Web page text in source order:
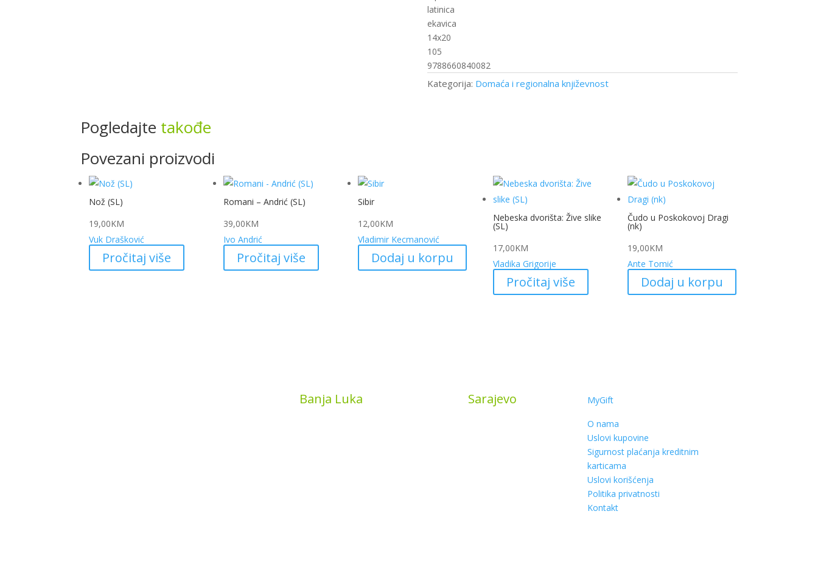
latinica
ekavica
14x20
105
9788660840082
Kategorija: Domaća i regionalna književnost
Pogledajte takođe
Povezani proizvodi
Nož (SL)
19,00KM
Vuk Drašković
Pročitaj više
Romani – Andrić (SL)
39,00KM
Ivo Andrić
Pročitaj više
Sibir
12,00KM
Vladimir Kecmanović
Dodaj u korpu
Nebeska dvorišta: Žive slike
(SL)
17,00KM
Vladika Grigorije
Pročitaj više
Čudo u Poskokovoj Dragi
(nk)
19,00KM
Ante Tomić
Dodaj u korpu
Banja Luka Sarajevo MyGift
O nama
Uslovi kupovine
Sigurnost plaćanja kreditnim
karticama
Uslovi korišćenja
Politika privatnosti
Kontakt